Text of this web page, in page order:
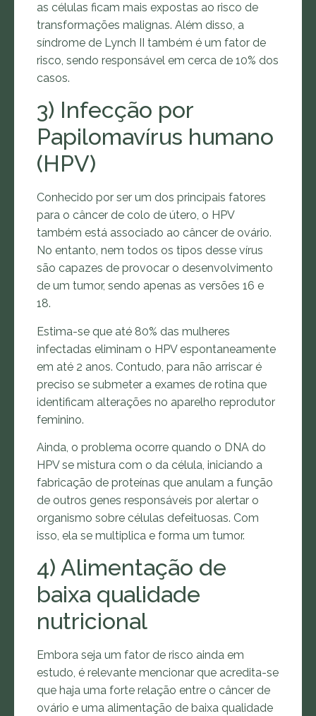
as células ficam mais expostas ao risco de
transformações malignas. Além disso, a
síndrome de Lynch II também é um fator de
risco, sendo responsável em cerca de 10% dos
casos.
3) Infecção por
Papilomavírus humano
(HPV)
Conhecido por ser um dos principais fatores
para o câncer de colo de útero, o HPV
também está associado ao câncer de ovário.
No entanto, nem todos os tipos desse vírus
são capazes de provocar o desenvolvimento
de um tumor, sendo apenas as versões 16 e
18.
Estima-se que até 80% das mulheres
infectadas eliminam o HPV espontaneamente
em até 2 anos. Contudo, para não arriscar é
preciso se submeter a exames de rotina que
identificam alterações no aparelho reprodutor
feminino.
Ainda, o problema ocorre quando o DNA do
HPV se mistura com o da célula, iniciando a
fabricação de proteínas que anulam a função
de outros genes responsáveis por alertar o
organismo sobre células defeituosas. Com
isso, ela se multiplica e forma um tumor.
4) Alimentação de
baixa qualidade
nutricional
Embora seja um fator de risco ainda em
estudo, é relevante mencionar que acredita-se
que haja uma forte relação entre o câncer de
ovário e uma alimentação de baixa qualidade